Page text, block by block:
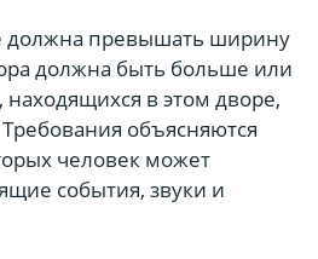
должна превышать ширину
должна быть больше или
в этом дворе,
объясняются
человек может
события, звуки и